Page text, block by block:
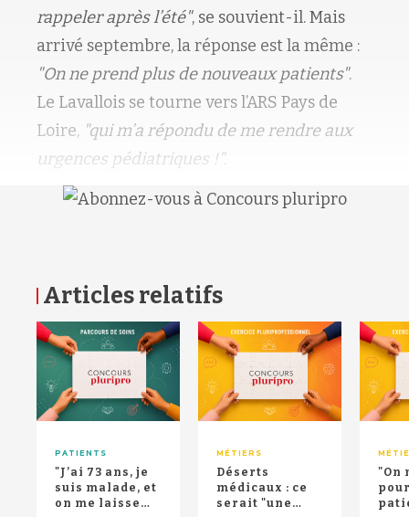
rappeler après l’été", se souvient-il. Mais
arrivé septembre, la réponse est la même :
"On ne prend plus de nouveaux patients".
Le Lavallois se tourne vers l’ARS Pays de
Loire, "qui m’a répondu de me rendre aux
urgences pédiatriques !".
Articles relatifs
PATIENTS
"J’ai 73 ans, je
suis malade, et
on me laisse
MÉTIERS
Déserts
médicaux : ce
serait "une
"On
RETOUR HAUT DE PAGE